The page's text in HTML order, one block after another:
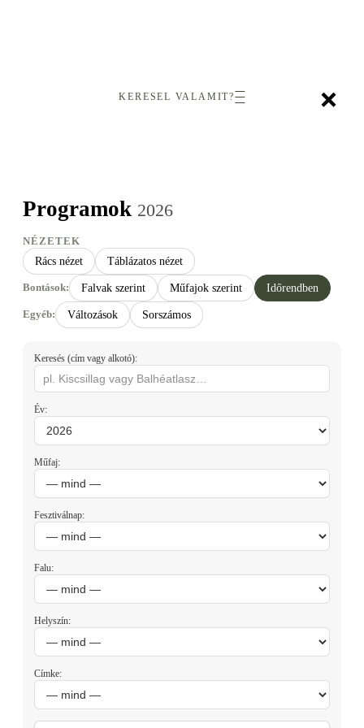
×
KERESEL VALAMIT?
Programok 2026
NÉZETEK
Rács nézet
Táblázatos nézet
Bontások: Falvak szerint Műfajok szerint Időrendben
Egyéb: Változások Sorszámos
Keresés (cím vagy alkotó):
Év:
Műfaj:
Fesztiválnap:
Falu:
Helyszín:
Címke: